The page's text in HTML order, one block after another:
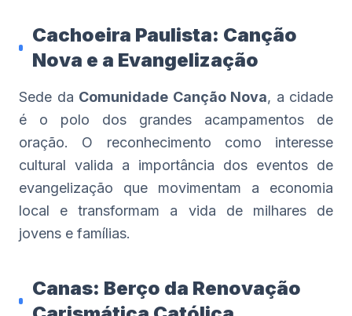
Cachoeira Paulista: Canção
Nova e a Evangelização
Sede da Comunidade Canção Nova, a cidade
é o polo dos grandes acampamentos de
oração. O reconhecimento como interesse
cultural valida a importância dos eventos de
evangelização que movimentam a economia
local e transformam a vida de milhares de
jovens e famílias.
Canas: Berço da Renovação